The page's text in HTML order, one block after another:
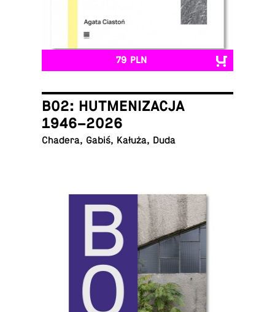
79 PLN
B02: HUTMENIZACJA
1946–2026
Chadera, Gabiś, Kałuża, Duda